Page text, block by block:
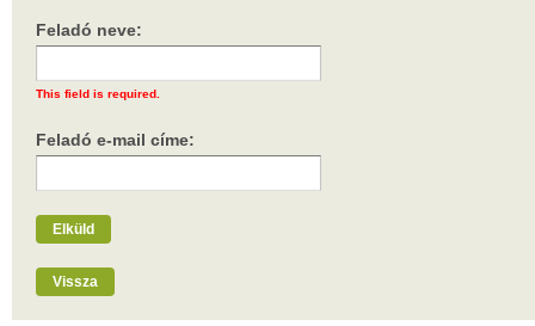
Feladó neve:
This field is required.
Feladó e-mail címe:
Elküld
Vissza